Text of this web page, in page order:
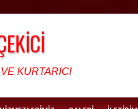
KURTARICI